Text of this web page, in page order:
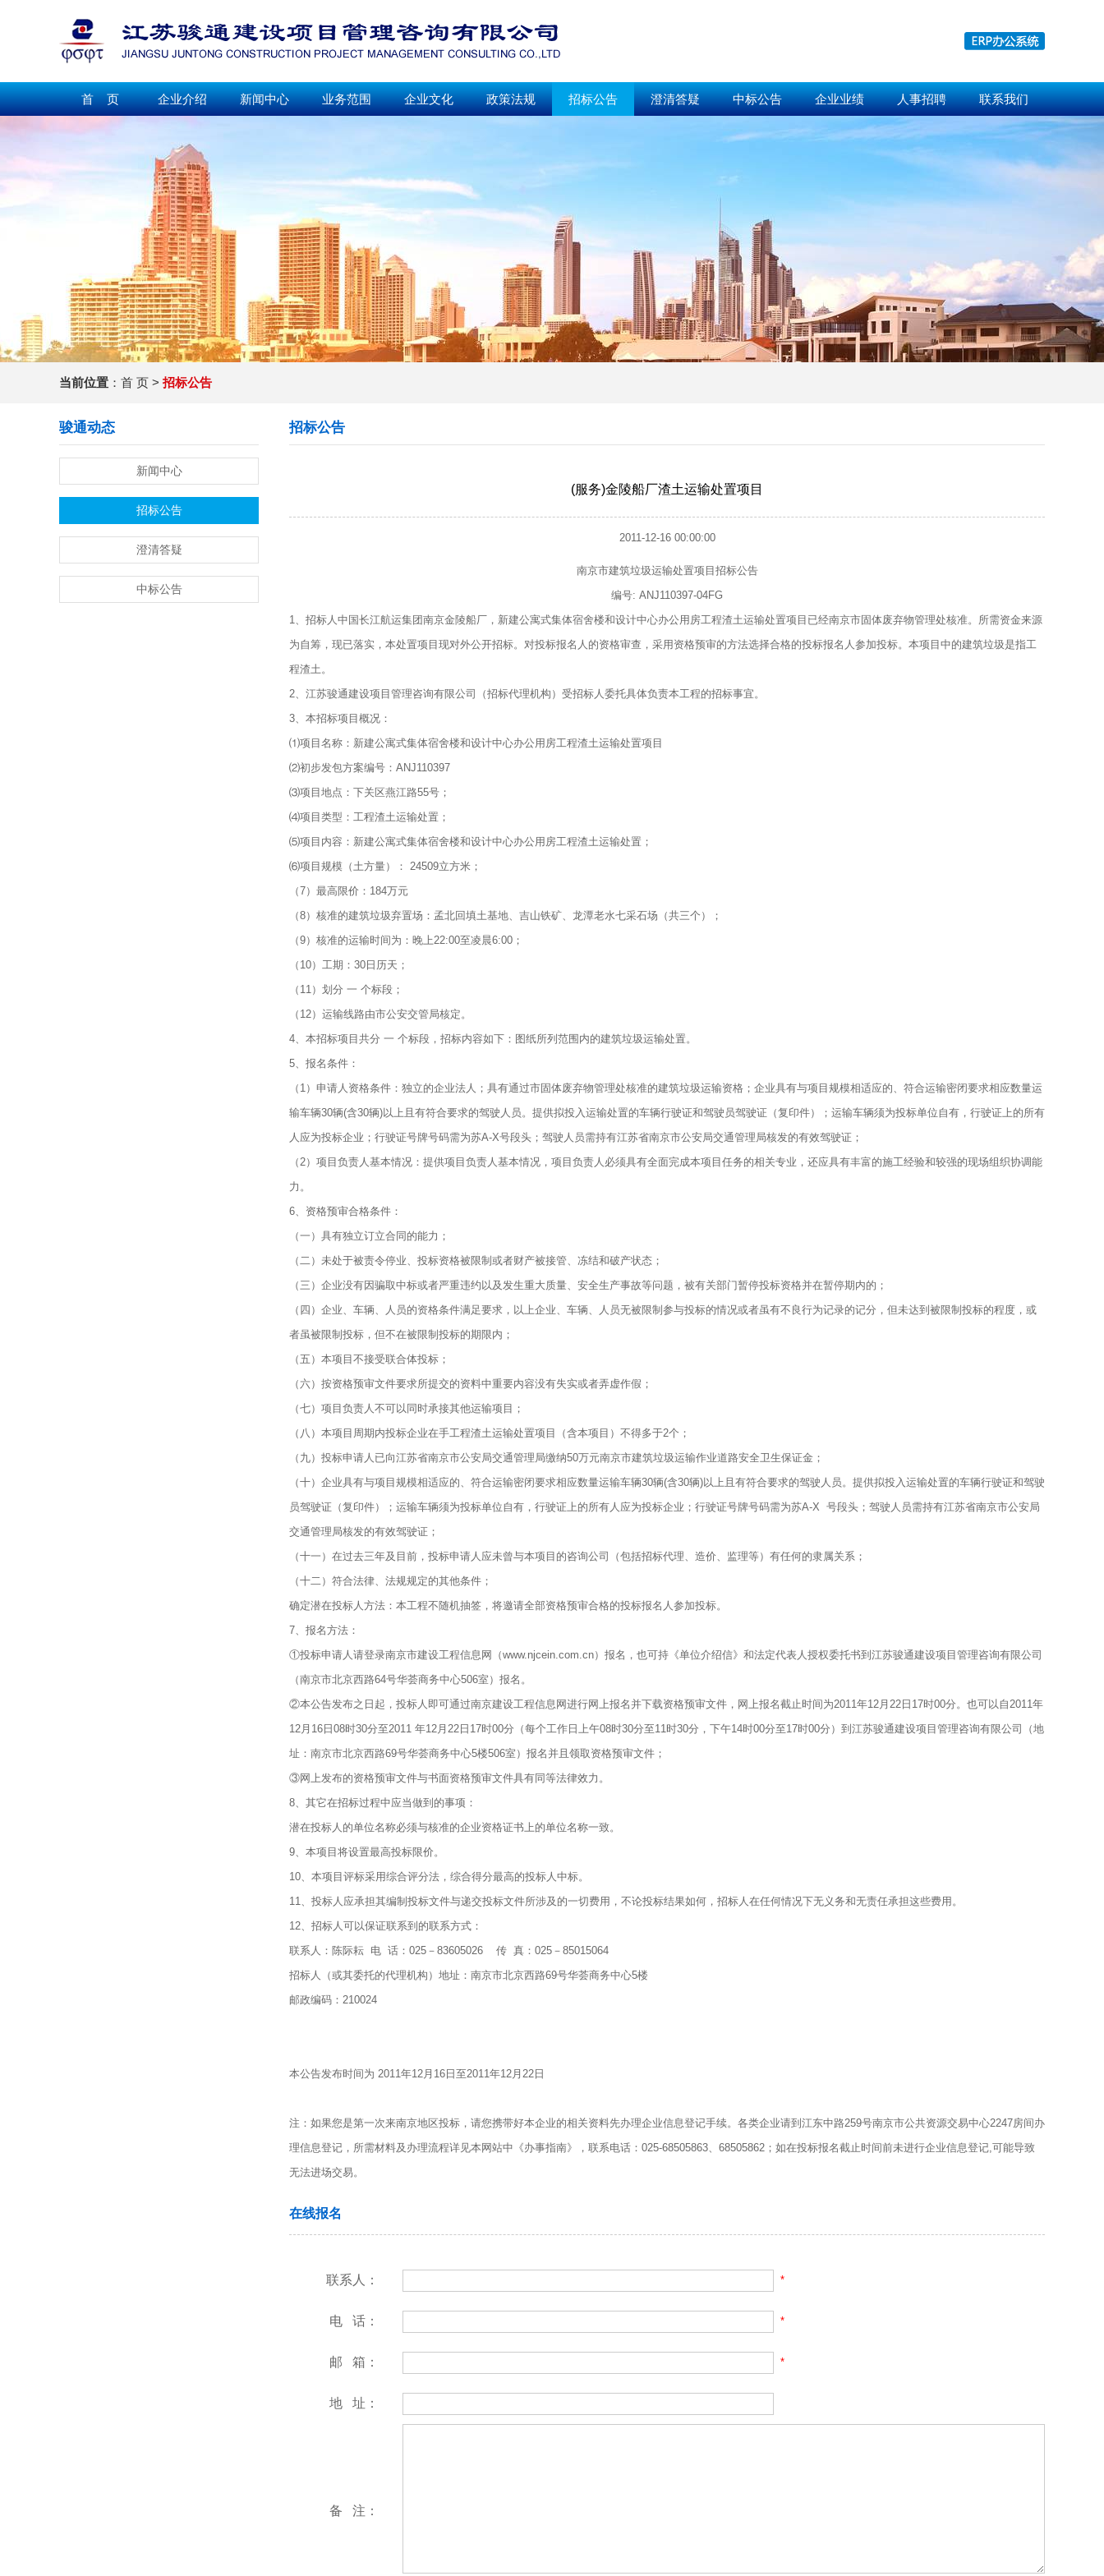
首 页 企业介绍 新闻中心 业务范围 企业文化 政策法规 招标公告 澄清答疑 中标公告 企业业绩 人事招聘 联系我们
当前位置 ： 首 页 > 招标公告
骏通动态
新闻中心
招标公告
澄清答疑
中标公告
招标公告
(服务)金陵船厂渣土运输处置项目
2011-12-16 00:00:00
南京市建筑垃圾运输处置项目招标公告
编号: ANJ110397-04FG
1、招标人中国长江航运集团南京金陵船厂，新建公寓式集体宿舍楼和设计中心办公用房工程渣土运输处置项目已经南京市固体废弃物管理处核准。所需资金来源
为自筹，现已落实，本处置项目现对外公开招标。对投标报名人的资格审查，采用资格预审的方法选择合格的投标报名人参加投标。本项目中的建筑垃圾是指工
程渣土。
2、江苏骏通建设项目管理咨询有限公司（招标代理机构）受招标人委托具体负责本工程的招标事宜。
3、本招标项目概况：
⑴项目名称：新建公寓式集体宿舍楼和设计中心办公用房工程渣土运输处置项目
⑵初步发包方案编号：ANJ110397
⑶项目地点：下关区燕江路55号；
⑷项目类型：工程渣土运输处置；
⑸项目内容：新建公寓式集体宿舍楼和设计中心办公用房工程渣土运输处置；
⑹项目规模（土方量）： 24509立方米；
（7）最高限价：184万元
（8）核准的建筑垃圾弃置场：孟北回填土基地、吉山铁矿、龙潭老水七采石场（共三个）；
（9）核准的运输时间为：晚上22:00至凌晨6:00；
（10）工期：30日历天；
（11）划分 一 个标段；
（12）运输线路由市公安交管局核定。
4、本招标项目共分 一 个标段，招标内容如下：图纸所列范围内的建筑垃圾运输处置。
5、报名条件：
（1）申请人资格条件：独立的企业法人；具有通过市固体废弃物管理处核准的建筑垃圾运输资格；企业具有与项目规模相适应的、符合运输密闭要求相应数量运
输车辆30辆(含30辆)以上且有符合要求的驾驶人员。提供拟投入运输处置的车辆行驶证和驾驶员驾驶证（复印件）；运输车辆须为投标单位自有，行驶证上的所有
人应为投标企业；行驶证号牌号码需为苏A-X号段头；驾驶人员需持有江苏省南京市公安局交通管理局核发的有效驾驶证；
（2）项目负责人基本情况：提供项目负责人基本情况，项目负责人必须具有全面完成本项目任务的相关专业，还应具有丰富的施工经验和较强的现场组织协调能
力。
6、资格预审合格条件：
（一）具有独立订立合同的能力；
（二）未处于被责令停业、投标资格被限制或者财产被接管、冻结和破产状态；
（三）企业没有因骗取中标或者严重违约以及发生重大质量、安全生产事故等问题，被有关部门暂停投标资格并在暂停期内的；
（四）企业、车辆、人员的资格条件满足要求，以上企业、车辆、人员无被限制参与投标的情况或者虽有不良行为记录的记分，但未达到被限制投标的程度，或
者虽被限制投标，但不在被限制投标的期限内；
（五）本项目不接受联合体投标；
（六）按资格预审文件要求所提交的资料中重要内容没有失实或者弄虚作假；
（七）项目负责人不可以同时承接其他运输项目；
（八）本项目周期内投标企业在手工程渣土运输处置项目（含本项目）不得多于2个；
（九）投标申请人已向江苏省南京市公安局交通管理局缴纳50万元南京市建筑垃圾运输作业道路安全卫生保证金；
（十）企业具有与项目规模相适应的、符合运输密闭要求相应数量运输车辆30辆(含30辆)以上且有符合要求的驾驶人员。提供拟投入运输处置的车辆行驶证和驾驶
员驾驶证（复印件）；运输车辆须为投标单位自有，行驶证上的所有人应为投标企业；行驶证号牌号码需为苏A-X 号段头；驾驶人员需持有江苏省南京市公安局
交通管理局核发的有效驾驶证；
（十一）在过去三年及目前，投标申请人应未曾与本项目的咨询公司（包括招标代理、造价、监理等）有任何的隶属关系；
（十二）符合法律、法规规定的其他条件；
确定潜在投标人方法：本工程不随机抽签，将邀请全部资格预审合格的投标报名人参加投标。
7、报名方法：
①投标申请人请登录南京市建设工程信息网（www.njcein.com.cn）报名，也可持《单位介绍信》和法定代表人授权委托书到江苏骏通建设项目管理咨询有限公司
（南京市北京西路64号华荟商务中心506室）报名。
②本公告发布之日起，投标人即可通过南京建设工程信息网进行网上报名并下载资格预审文件，网上报名截止时间为2011年12月22日17时00分。也可以自2011年
12月16日08时30分至2011 年12月22日17时00分（每个工作日上午08时30分至11时30分，下午14时00分至17时00分）到江苏骏通建设项目管理咨询有限公司（地
址：南京市北京西路69号华荟商务中心5楼506室）报名并且领取资格预审文件；
③网上发布的资格预审文件与书面资格预审文件具有同等法律效力。
8、其它在招标过程中应当做到的事项：
潜在投标人的单位名称必须与核准的企业资格证书上的单位名称一致。
9、本项目将设置最高投标限价。
10、本项目评标采用综合评分法，综合得分最高的投标人中标。
11、投标人应承担其编制投标文件与递交投标文件所涉及的一切费用，不论投标结果如何，招标人在任何情况下无义务和无责任承担这些费用。
12、招标人可以保证联系到的联系方式：
联系人：陈际耘 电 话：025－83605026 传 真：025－85015064
招标人（或其委托的代理机构）地址：南京市北京西路69号华荟商务中心5楼
邮政编码：210024
本公告发布时间为 2011年12月16日至2011年12月22日
注：如果您是第一次来南京地区投标，请您携带好本企业的相关资料先办理企业信息登记手续。各类企业请到江东中路259号南京市公共资源交易中心2247房间办
理信息登记，所需材料及办理流程详见本网站中《办事指南》，联系电话：025-68505863、68505862；如在投标报名截止时间前未进行企业信息登记,可能导致
无法进场交易。
在线报名
联系人： *
电 话： *
邮 箱： *
地 址：
备 注：